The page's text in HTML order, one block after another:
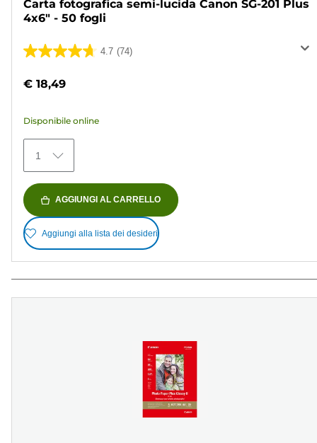
Carta fotografica semi-lucida Canon SG-201 Plus
4x6" - 50 fogli
4.7 (74)
4.7
5
74
recensioni
€ 18,49
Disponibile online
1
AGGIUNGI AL CARRELLO
Aggiungi alla lista dei desideri